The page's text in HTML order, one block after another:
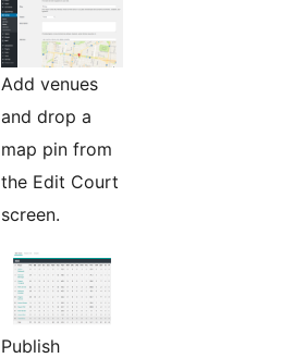
Add venues
and drop a
map pin from
the Edit Court
screen.
Publish